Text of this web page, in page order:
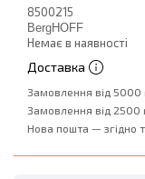
8500215
BergHOFF
Немає в наявності
Доставка
Замовлення від 5000
Замовлення від 2500
Нова пошта — згідно